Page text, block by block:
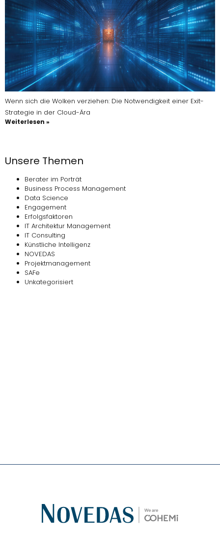
Wenn sich die Wolken verziehen: Die Notwendigkeit einer Exit-
Strategie in der Cloud-Ära
Weiterlesen »
Unsere Themen
Berater im Porträt
Business Process Management
Data Science
Engagement
Erfolgsfaktoren
IT Architektur Management
IT Consulting
Künstliche Intelligenz
NOVEDAS
Projektmanagement
SAFe
Unkategorisiert